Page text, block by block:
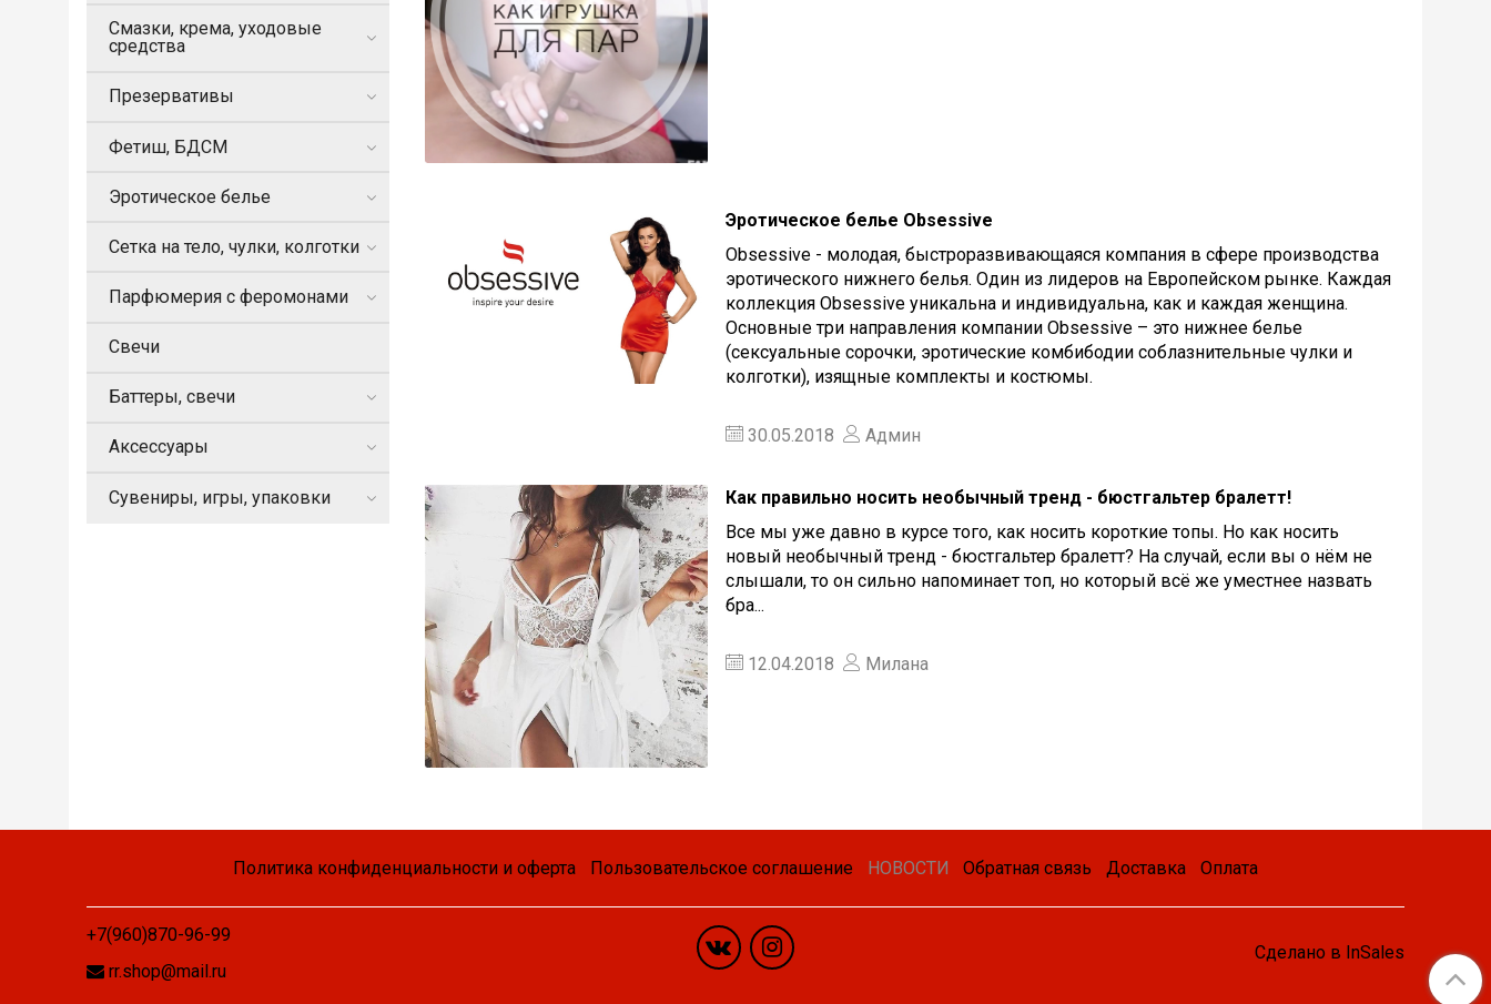
Эротическое белье Obsessive
Obsessive - молодая, быстроразвивающаяся компания в сфере производства
эротического нижнего белья. Один из лидеров на Европейском рынке. Каждая
коллекция Obsessive уникальна и индивидуальна, как и каждая женщина.
Основные три направления компании Obsessive – это нижнее белье
(сексуальные сорочки, эротические комбибодии соблазнительные чулки и
колготки), изящные комплекты и костюмы.
30.05.2018 Админ
Как правильно носить необычный тренд - бюстгальтер бралетт!
Все мы уже давно в курсе того, как носить короткие топы. Но как носить
новый необычный тренд - бюстгальтер бралетт? На случай, если вы о нём не
слышали, то он сильно напоминает топ, но который всё же уместнее назвать
бра...
12.04.2018 Милана
Смазки, крема, уходовые
средства
Презервативы
Фетиш, БДСМ
Эротическое белье
Сетка на тело, чулки, колготки
Парфюмерия с феромонами
Свечи
Баттеры, свечи
Аксессуары
Сувениры, игры, упаковки
Политика конфиденциальности и оферта Пользовательское соглашение НОВОСТИ Обратная связь Доставка Оплата
+7(960)870-96-99
rr.shop@mail.ru
Сделано в InSales